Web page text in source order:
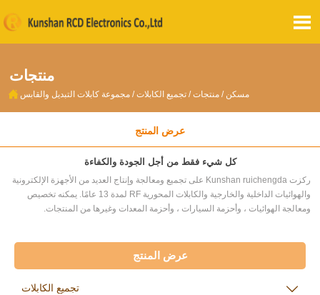

منتجات
 مسكن / منتجات/ تجميع الكابلات/ مجموعة كابلات التبديل والقابس
عرض المنتج
كل شيء فقط من أجل الجودة والكفاءة
ركزت Kunshan ruichengda على تجميع ومعالجة وإنتاج العديد من الأجهزة الإلكترونية
والهوائيات الداخلية والخارجية والكابلات المحورية RF لمدة 13 عامًا. يمكنه تخصيص
ومعالجة الهوائيات ، وأحزمة السيارات ، وأحزمة المعدات وغيرها من المنتجات.
عرض المنتج
تجميع الكابلات 